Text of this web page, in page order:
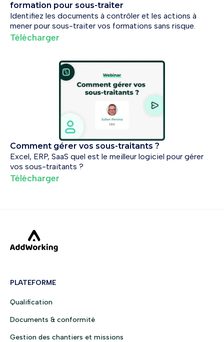
formation pour sous-traiter
Identifiez les documents à contrôler et les actions à
mener pour sous-traiter vos formations sans risque.
Télécharger
Comment gérer vos sous-traitants ?
Excel, ERP, SaaS quel est le meilleur logiciel pour gérer
vos sous-traitants ?
Télécharger
PLATEFORME
Qualification
Documents & conformité
Gestion des chantiers et missions